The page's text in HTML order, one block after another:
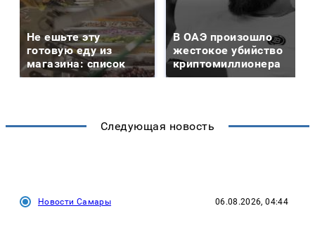
Не ешьте эту
готовую еду из
магазина: список
В ОАЭ произошло
жестокое убийство
криптомиллионера
Следующая новость
Новости Самары 06.08.2026, 04:44